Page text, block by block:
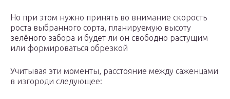
Но при этом нужно принять во внимание скорость
роста выбранного сорта, планируемую высоту
зелёного забора и будет ли он свободно растущим
или формироваться обрезкой
Учитывая эти моменты, расстояние между саженцами
в изгороди следующее: